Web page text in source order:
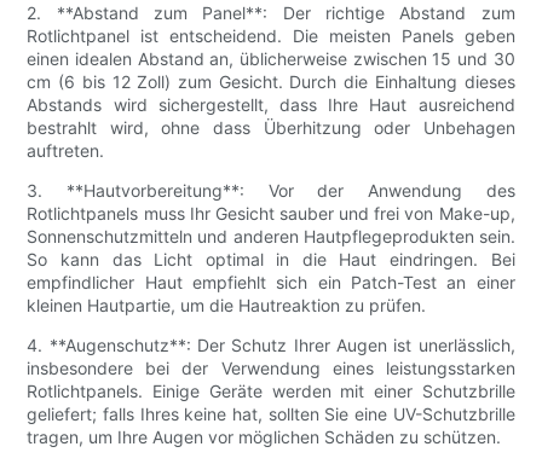
2. **Abstand zum Panel**: Der richtige Abstand zum
Rotlichtpanel ist entscheidend. Die meisten Panels geben
einen idealen Abstand an, üblicherweise zwischen 15 und 30
cm (6 bis 12 Zoll) zum Gesicht. Durch die Einhaltung dieses
Abstands wird sichergestellt, dass Ihre Haut ausreichend
bestrahlt wird, ohne dass Überhitzung oder Unbehagen
auftreten.
3. **Hautvorbereitung**: Vor der Anwendung des
Rotlichtpanels muss Ihr Gesicht sauber und frei von Make-up,
Sonnenschutzmitteln und anderen Hautpflegeprodukten sein.
So kann das Licht optimal in die Haut eindringen. Bei
empfindlicher Haut empfiehlt sich ein Patch-Test an einer
kleinen Hautpartie, um die Hautreaktion zu prüfen.
4. **Augenschutz**: Der Schutz Ihrer Augen ist unerlässlich,
insbesondere bei der Verwendung eines leistungsstarken
Rotlichtpanels. Einige Geräte werden mit einer Schutzbrille
geliefert; falls Ihres keine hat, sollten Sie eine UV-Schutzbrille
tragen, um Ihre Augen vor möglichen Schäden zu schützen.